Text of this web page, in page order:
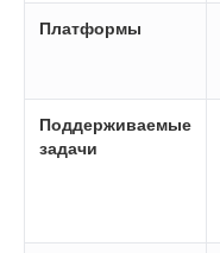
Платформы
Поддерживаемые
задачи